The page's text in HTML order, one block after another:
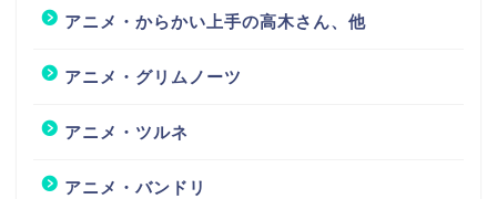
アニメ・からかい上手の高木さん、他
アニメ・グリムノーツ
アニメ・ツルネ
アニメ・バンドリ